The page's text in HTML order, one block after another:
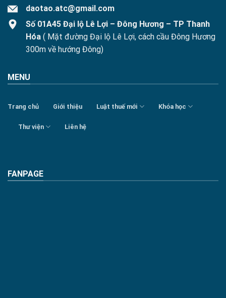
daotao.atc@gmail.com
Số 01A45 Đại lộ Lê Lợi – Đông Hương – TP Thanh
Hóa ( Mặt đường Đại lộ Lê Lợi, cách cầu Đông Hương
300m về hướng Đông)
MENU
Trang chủ Giới thiệu Luật thuế mới Khóa học
Thư viện Liên hệ
FANPAGE